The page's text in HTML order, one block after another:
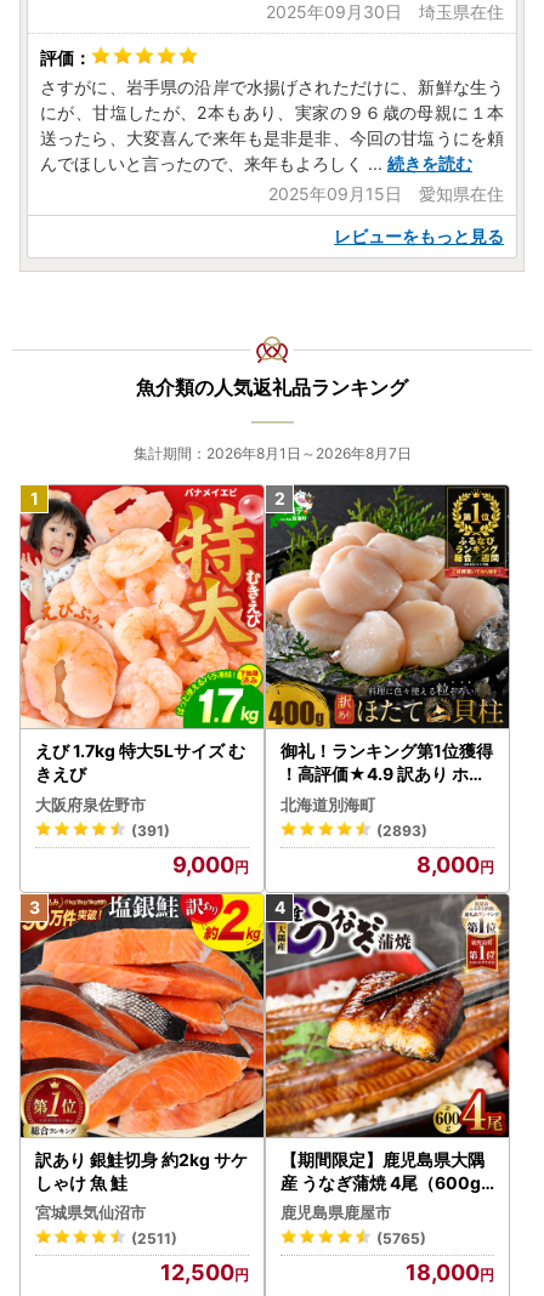
2025年09月30日 埼玉県在住
さすがに、岩手県の沿岸で水揚げされただけに、新鮮な生う
にが、甘塩したが、2本もあり、実家の９６歳の母親に１本
送ったら、大変喜んで来年も是非是非、今回の甘塩うにを頼
んでほしいと言ったので、来年もよろしく ... 続きを読む
2025年09月15日 愛知県在住
レビューをもっと見る
魚介類の人気返礼品ランキング
集計期間：2026年8月1日～2026年8月7日
えび 1.7kg 特大5Lサイズ む
きえび
大阪府泉佐野市
(391)
9,000
御礼！ランキング第1位獲得
！高評価★4.9 訳あり ホタ
テ 400g（ほたて 帆立 貝柱
冷凍 ）
北海道別海町
(2893)
8,000
訳あり 銀鮭切身 約2kg サケ
しゃけ 魚 鮭
宮城県気仙沼市
(2511)
12,500
【期間限定】鹿児島県大隅
産 うなぎ蒲焼 4尾（600g
） KN007-004-04-cp18
うなぎ 鰻 魚 惣菜 総菜
鹿児島県鹿屋市
(5765)
18,000